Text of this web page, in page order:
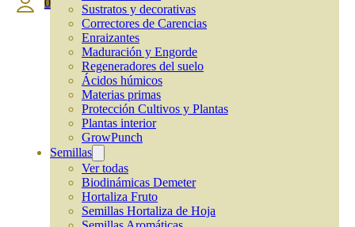
Sustratos y decorativas
Correctores de Carencias
Enraizantes
Maduración y Engorde
Regeneradores del suelo
Ácidos húmicos
Materias primas
Protección Cultivos y Plantas
Plantas interior
GrowPunch
Semillas
Ver todas
Biodinámicas Demeter
Hortaliza Fruto
Semillas Hortaliza de Hoja
0